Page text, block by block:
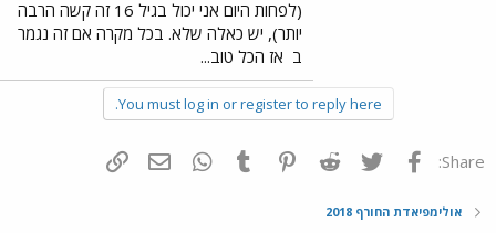
(לפחות היום אני יכול בגיל 16 זה קשה הרבה
יותר), יש כאלה שלא. בכל מקרה אם זה נגמר
ב אז הכל טוב...
You must log in or register to reply here.
Share: פייסבוק Twitter
Reddit
Pinterest
Tumblr
WhatsAppדואר אלקטרוני
אולימפיאדת החורף 2018